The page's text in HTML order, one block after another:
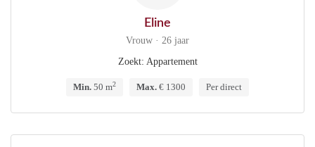
Eline
Vrouw · 26 jaar
Zoekt: Appartement
Min. 50 m2 Max. € 1300 Per direct